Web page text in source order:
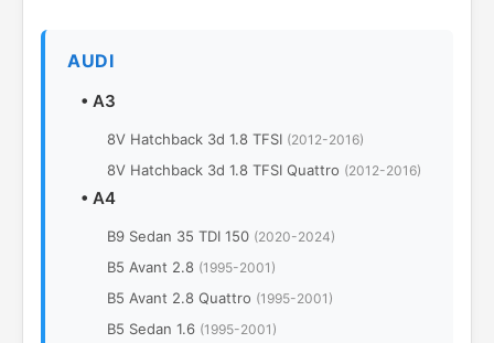
AUDI
• A3
8V Hatchback 3d 1.8 TFSI (2012-2016)
8V Hatchback 3d 1.8 TFSI Quattro (2012-2016)
• A4
B9 Sedan 35 TDI 150 (2020-2024)
B5 Avant 2.8 (1995-2001)
B5 Avant 2.8 Quattro (1995-2001)
B5 Sedan 1.6 (1995-2001)